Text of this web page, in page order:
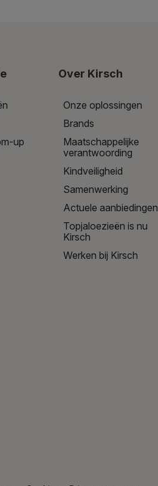
up
Over Kirsch
Onze oplossingen
Brands
Maatschappelijke
verantwoording
Kindveiligheid
Samenwerking
Actuele aanbiedingen
Topjaloezieën is nu
Kirsch
Werken bij Kirsch